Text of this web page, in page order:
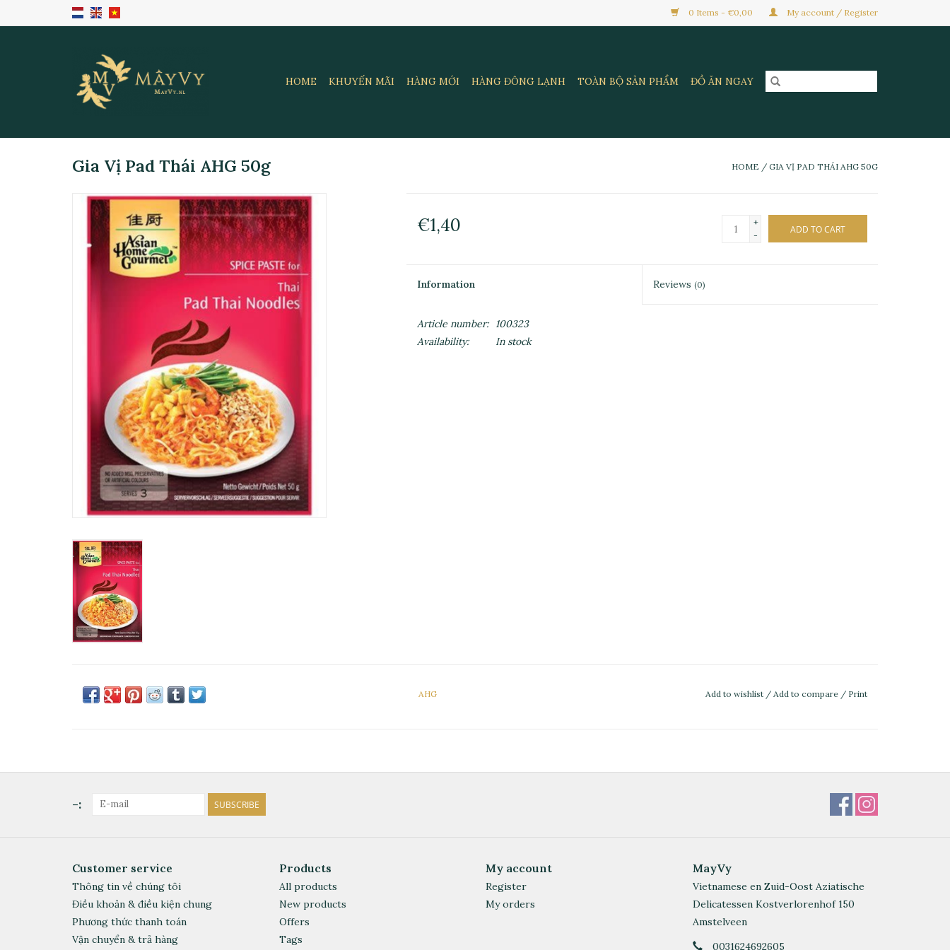
0 Items - €0,00 My account / Register
HOME KHUYẾN MÃI HÀNG MỚI HÀNG ĐÔNG LẠNH TOÀN BỘ SẢN PHẨM ĐỒ ĂN NGAY
Gia Vị Pad Thái AHG 50g HOME / GIA VỊ PAD THÁI AHG 50G
€1,40
+
-
ADD TO CART
Information Reviews(0)
Article number:
100323
Availability:
In stock
AHG Add to wishlist / Add to compare / Print
-: SUBSCRIBE
Customer service
Thông tin về chúng tôi
Điều khoản & điều kiện chung
Phương thức thanh toán
Vận chuyển & trả hàng
Products
All products
New products
Offers
Tags
My account
Register
My orders
MayVy
Vietnamese en Zuid-Oost Aziatische
Delicatessen Kostverlorenhof 150
Amstelveen
0031624692605